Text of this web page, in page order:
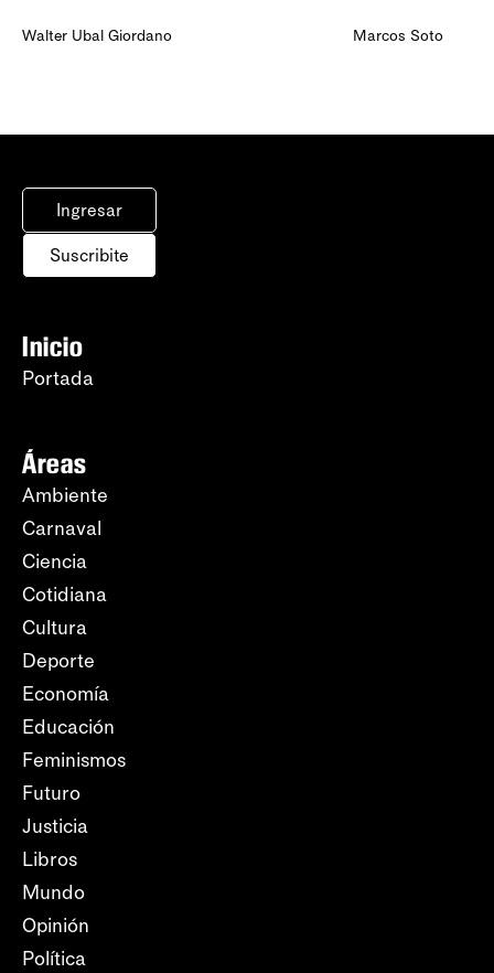
Walter Ubal Giordano Marcos Soto
Ingresar
Suscribite
Inicio
Portada
Áreas
Ambiente
Carnaval
Ciencia
Cotidiana
Cultura
Deporte
Economía
Educación
Feminismos
Futuro
Justicia
Libros
Mundo
Opinión
Política